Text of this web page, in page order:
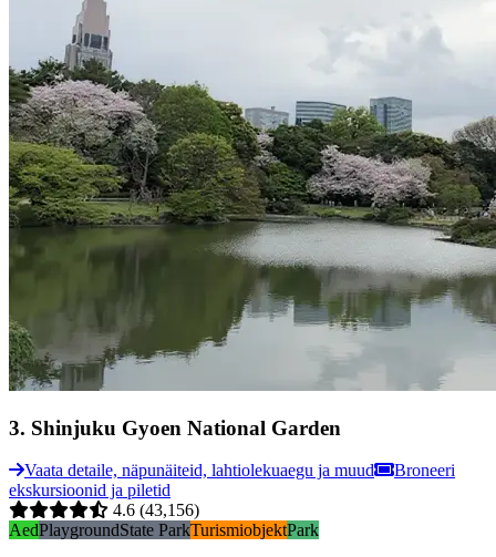
3. Shinjuku Gyoen National Garden
Vaata detaile, näpunäiteid, lahtiolekuaegu ja muud
Broneeri
ekskursioonid ja piletid
4.6 (43,156)
AedPlaygroundState ParkTurismiobjektPark